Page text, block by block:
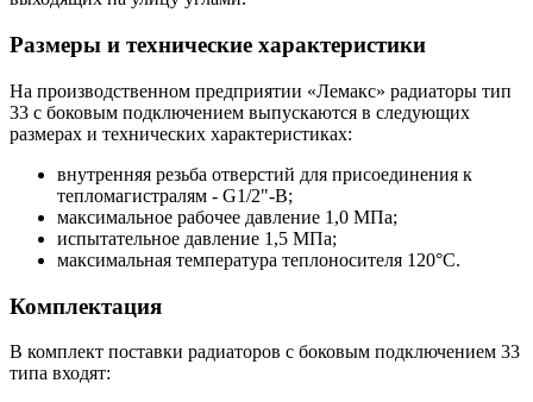
Размеры и технические характеристики
На производственном предприятии «Лемакс» радиаторы тип
33 с боковым подключением выпускаются в следующих
размерах и технических характеристиках:
внутренняя резьба отверстий для присоединения к
тепломагистралям - G1/2"-B;
максимальное рабочее давление 1,0 МПа;
испытательное давление 1,5 МПа;
максимальная температура теплоносителя 120°С.
Комплектация
В комплект поставки радиаторов с боковым подключением 33
типа входят: